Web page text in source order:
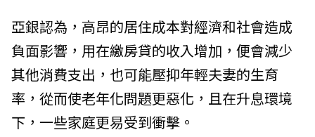
亞銀認為，高昂的居住成本對經濟和社會造成
負面影響，用在繳房貸的收入增加，便會減少
其他消費支出，也可能壓抑年輕夫妻的生育
率，從而使老年化問題更惡化，且在升息環境
下，一些家庭更易受到衝擊。